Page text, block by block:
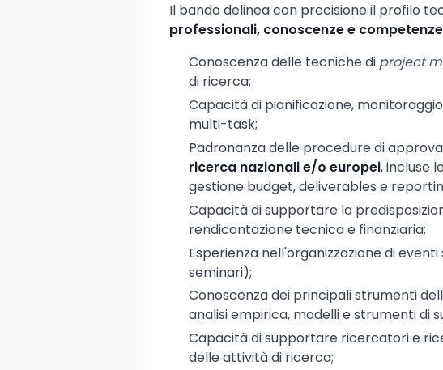
Il bando delinea con precisione il profilo
professionali, conoscenze e competenze
Conoscenza delle tecniche di project
di ricerca;
Capacità di pianificazione,
multi-task;
Padronanza delle procedure di
ricerca nazionali e/o europei, incluse
gestione budget, deliverables e
Capacità di supportare la
rendicontazione tecnica e finanziaria;
Esperienza nell'organizzazione di
seminari);
Conoscenza dei principali strumenti
analisi empirica, modelli e strumenti di
Capacità di supportare ricercatori e
delle attività di ricerca;